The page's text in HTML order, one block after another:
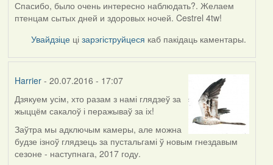
Спасибо, было очень интересно наблюдать?. Желаем
птенцам сытых дней и здоровых ночей. Cestrel 4tw!
Увайдзіце цізарэгіструйцеся каб пакідаць каментары.
Harrier- 20.07.2016 - 17:07
Дзякуем усім, хто разам з намі глядзеў за
жыццём сакалоў і перажываў за іх!
Заўтра мы адключым камеры, але можна
будзе ізноў глядзець за пустальгамі ў новым гнездавым
сезоне - наступнага, 2017 году.